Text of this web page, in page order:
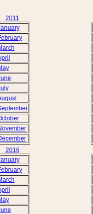
2011
2016